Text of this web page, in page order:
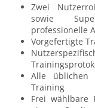
Zwei
sowie
professionelle
Vorgefertigte
Alle üblichen
Training
Frei wählbare